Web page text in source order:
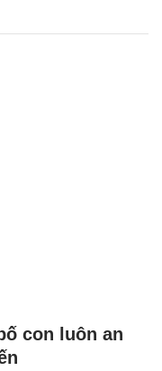
con luôn an